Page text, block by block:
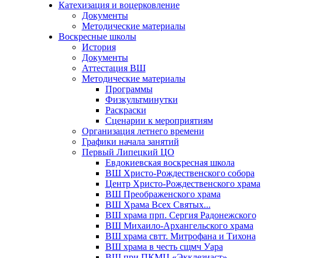
Катехизация и воцерковление
Документы
Методические материалы
Воскресные школы
История
Документы
Аттестация ВШ
Методические материалы
Программы
Физкультминутки
Раскраски
Сценарии к мероприятиям
Организация летнего времени
Графики начала занятий
Первый Липецкий ЦО
Евдокиевская воскресная школа
ВШ Христо-Рождественского собора
Центр Христо-Рождественского храма
ВШ Преображенского храма
ВШ Храма Всех Святых...
ВШ храма прп. Сергия Радонежского
ВШ Михаило-Архангельского храма
ВШ храма свтт. Митрофана и Тихона
ВШ храма в честь сщмч Уара